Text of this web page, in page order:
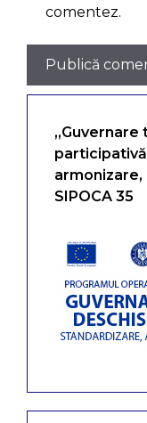
comentez.
„Guvernare
SIPOCA 35